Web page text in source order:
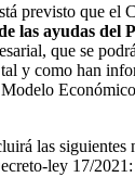
previsto que el
las ayudas del
que se
y como han
las siguientes
ley 17/2021: